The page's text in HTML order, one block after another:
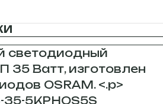
светодиодный
35 Ватт, изготовлен
OSRAM. <.p>
5KPHOS5S